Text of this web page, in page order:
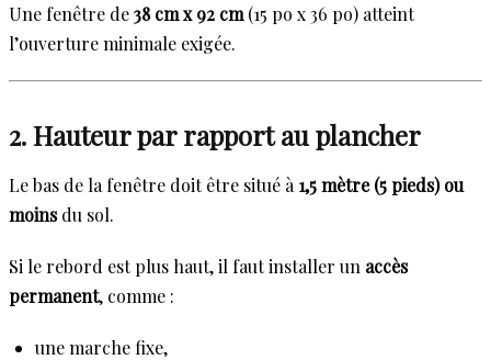
Une fenêtre de38 cm x 92 cm (15 po x 36 po) atteint
l’ouverture minimale exigée.
2. Hauteur par rapport au plancher
Le bas de la fenêtre doit être situé à 1,5 mètre (5 pieds) ou
moinsdu sol.
Si le rebord est plus haut, il faut installer un accès
permanent, comme :
une marche fixe,